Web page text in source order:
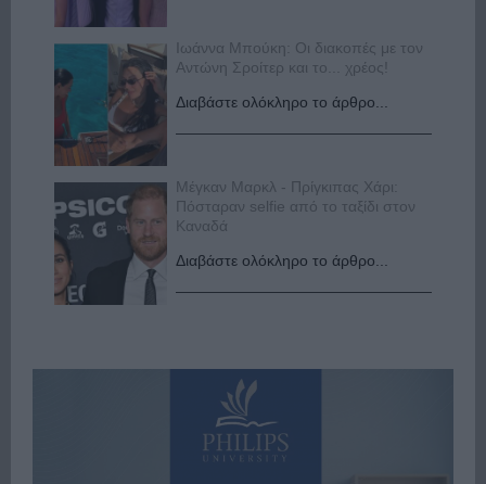
Ιωάννα Μπούκη: Οι διακοπές με τον
Αντώνη Σροίτερ και το... χρέος!
Διαβάστε ολόκληρο το άρθρο...
Μέγκαν Μαρκλ - Πρίγκιπας Χάρι:
Πόσταραν selfie από το ταξίδι στον
Καναδά
Διαβάστε ολόκληρο το άρθρο...